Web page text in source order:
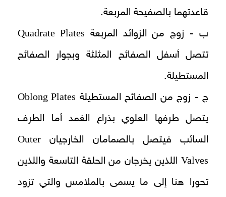
قاعدتهما بالصفيحة المربعة.
ب - زوج من الزوائد المربعة Quadrate Plates
تتصل أسفل الصفائح المثلثة وبجوار الصفائح
المستطيلة.
ج - زوج من الصفائح المستطيلة Oblong Plates
يتصل طرفها العلوي بذراع الغمد أما الطرف
السائب فيتصل بالصمامان الخارجيان Outer
Valves اللذين يخرجان من الحلقة التاسعة واللذين
تحورا هنا إلى ما يسمى بالملامس والتي تزود